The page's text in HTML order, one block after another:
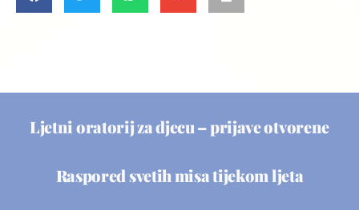
Ljetni oratorij za djecu – prijave otvorene
Raspored svetih misa tijekom ljeta